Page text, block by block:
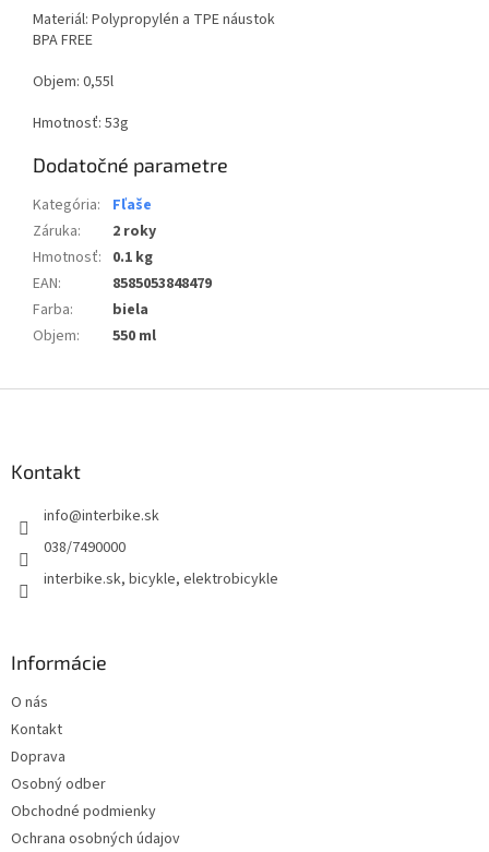
Materiál: Polypropylén a TPE náustok
BPA FREE
Objem: 0,55l
Hmotnosť: 53g
Dodatočné parametre
Kategória:
Fľaše
Záruka:
2 roky
Hmotnosť: 0.1 kg
EAN:
8585053848479
Farba:
biela
Objem: 550 ml
Kontakt
info@interbike.sk
038/7490000
interbike.sk, bicykle, elektrobicykle
Informácie
O nás
Kontakt
Doprava
Osobný odber
Obchodné podmienky
Ochrana osobných údajov